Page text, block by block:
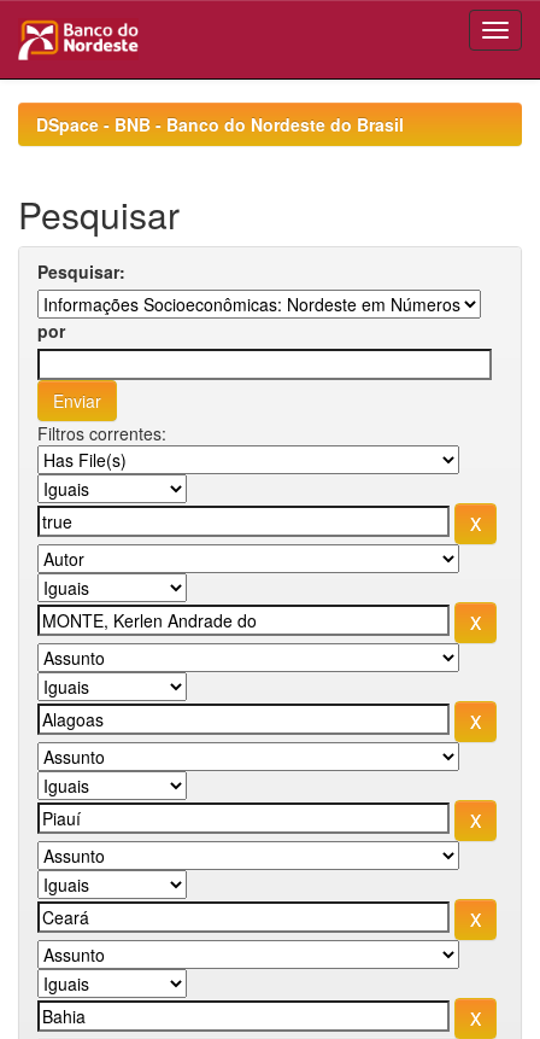
navigationDSpace - BNB - Banco do Nordeste do Brasil
Pesquisar
Pesquisar:
por
Filtros correntes: